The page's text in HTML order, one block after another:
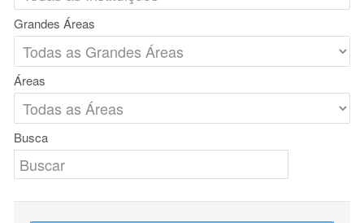
Grandes Áreas
Áreas
Busca